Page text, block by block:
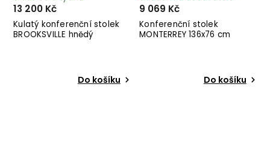
Kulatý konferenční stolek
BROOKSVILLE hnědý
13 200 Kč
Do košíku
Konferenční stolek
MONTERREY 136x76 cm
9 069 Kč
Do košíku